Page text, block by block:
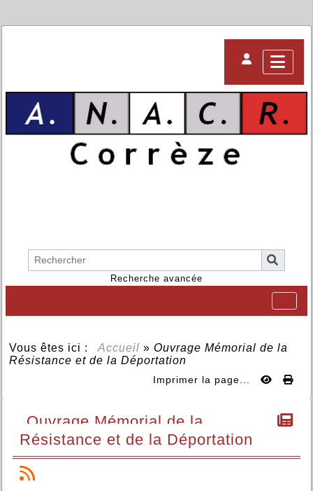
Recherche avancée
Vous êtes ici : Accueil » Ouvrage Mémorial de la
Résistance et de la Déportation
Imprimer la page...
Ouvrage Mémorial de la
Résistance et de la Déportation